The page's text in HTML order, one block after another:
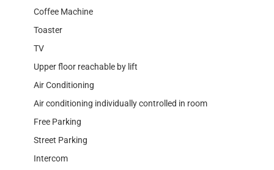
Coffee Machine
Toaster
TV
Upper floor reachable by lift
Air Conditioning
Air conditioning individually controlled in room
Free Parking
Street Parking
Intercom